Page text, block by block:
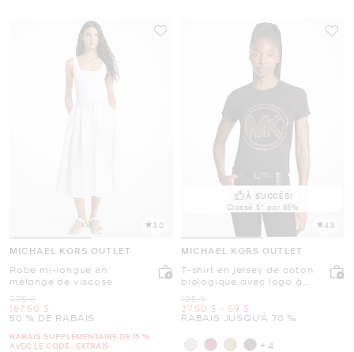
3.0
MICHAEL KORS OUTLET
Robe mi-longue en
mélange de viscose
était
375 $
maintenant
187.50 $
50 % DE RABAIS
RABAIS SUPPLÉMENTAIRE DE 15 %
AVEC LE CODE : EXTRA15
À SUCCÈS!
Classé 5* par 85%
4.8
MICHAEL KORS OUTLET
T-shirt en jersey de coton
biologique avec logo à
était
125 $
maintenant
37.50 $ -
to maintenant
59 $
RABAIS JUSQU’À 70 %
+4